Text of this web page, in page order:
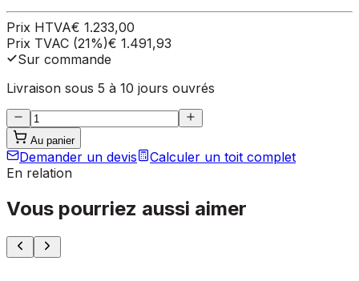
Prix HTVA€ 1.233,00
Prix TVAC (21%)€ 1.491,93
Sur commande
Livraison sous 5 à 10 jours ouvrés
Au panier
Demander un devis
Calculer un toit complet
En relation
Vous pourriez aussi aimer